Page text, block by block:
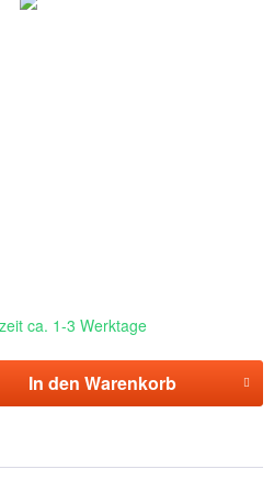
ca. 1-3 Werktage
In den Warenkorb